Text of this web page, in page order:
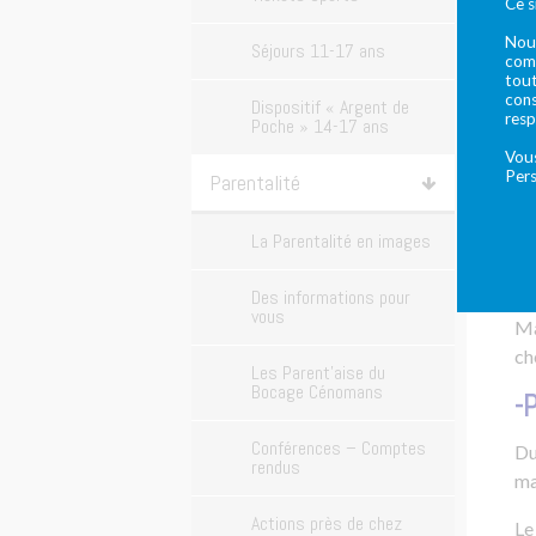
Séjours 11-17 ans
Dispositif « Argent de
Poche » 14-17 ans
Parentalité
La Parentalité en images
Des informations pour
vous
Les Parent’aise du
Bocage Cénomans
Conférences – Comptes
rendus
Actions près de chez
-